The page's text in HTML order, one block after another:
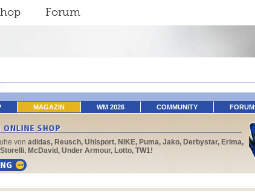
Forum
MAGAZIN WM 2026 COMMUNITY FORUM
von adidas, Reusch, Uhlsport, NIKE, Puma, Jako, Derbystar, Erima,
McDavid, Under Armour, Lotto, TW1!